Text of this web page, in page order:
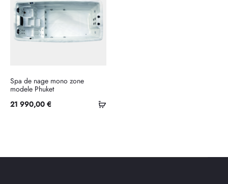
Sélectionner
Spa de nage mono zone
modele Phuket
21 990,00 €